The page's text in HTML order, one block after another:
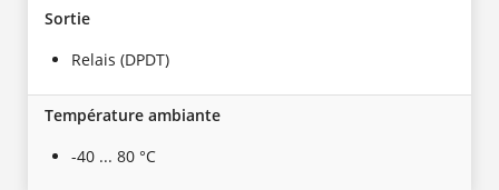
Sortie
Relais (DPDT)
Température ambiante
-40 ... 80 °C